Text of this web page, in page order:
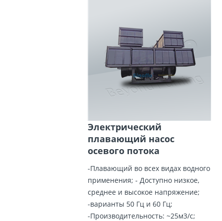
Электрический
плавающий насос
осевого потока
-Плавающий во всех видах водного
применения; - Доступно низкое,
среднее и высокое напряжение;
-варианты 50 Гц и 60 Гц;
-Производительность: ~25м3/с;